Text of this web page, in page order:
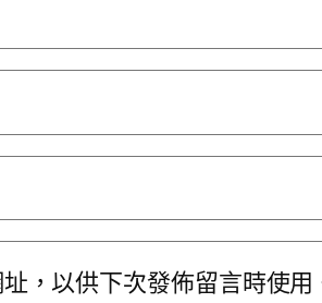
，以供下次發佈留言時使用